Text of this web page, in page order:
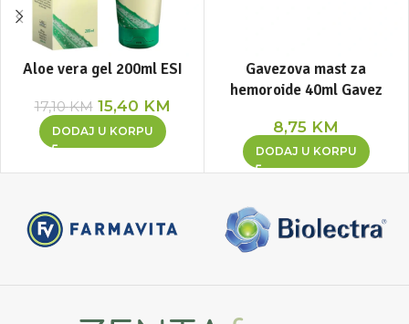
Aloe vera gel 200ml ESI
17,10KM 15,40 KM
DODAJ U KORPU
Gavezova mast za
hemoroide 40ml Gavez
8,75 KM
DODAJ U KORPU